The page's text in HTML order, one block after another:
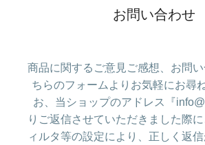
お問い合わせ
商品に関するご意見ご感想、お問
ちらのフォームよりお気軽にお尋
お、当ショップのアドレス『
りご返信させていただきました際
ィルタ等の設定により、正しく返